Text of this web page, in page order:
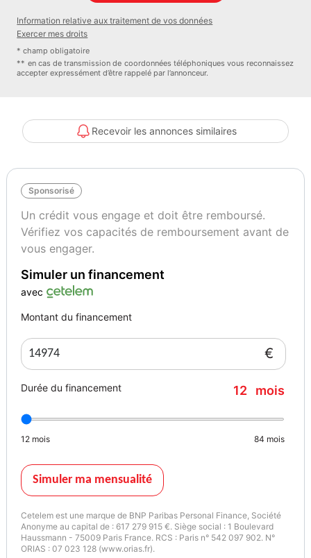
12 mois
Information relative aux traitement de vos données
Exercer mes droits
* champ obligatoire
** en cas de transmission de coordonnées téléphoniques vous reconnaissez
accepter expressément d’être rappelé par l’annonceur.
Recevoir les annonces similaires
Sponsorisé
Un crédit vous engage et doit être remboursé.
Vérifiez vos capacités de remboursement avant de
vous engager.
Simuler un financement
avec
Montant du financement
€
Durée du financement 12 mois
12 mois 84 mois
Simuler ma mensualité
Cetelem est une marque de BNP Paribas Personal Finance, Société
Anonyme au capital de : 617 279 915 €. Siège social : 1 Boulevard
Haussmann - 75009 Paris France. RCS : Paris n° 542 097 902. N°
ORIAS : 07 023 128 (www.orias.fr).